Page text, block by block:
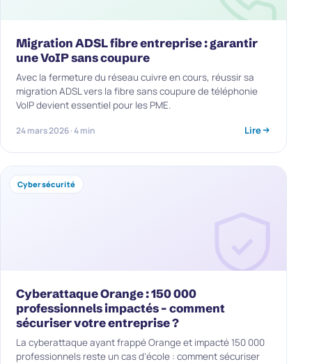
Migration ADSL fibre entreprise : garantir
une VoIP sans coupure
Avec la fermeture du réseau cuivre en cours, réussir sa
migration ADSL vers la fibre sans coupure de téléphonie
VoIP devient essentiel pour les PME.
24 mars 2026 · 4 min Lire
Cybersécurité
Cyberattaque Orange : 150 000
professionnels impactés – comment
sécuriser votre entreprise ?
La cyberattaque ayant frappé Orange et impacté 150 000
professionnels reste un cas d’école : comment sécuriser